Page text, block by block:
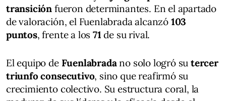
transición fueron determinantes. En el apartado
de valoración, el Fuenlabrada alcanzó 103
puntos, frente a los71 de su rival.
El equipo de Fuenlabradano solo logró sutercer
triunfo consecutivo, sino que reafirmó su
crecimiento colectivo. Su estructura coral, la